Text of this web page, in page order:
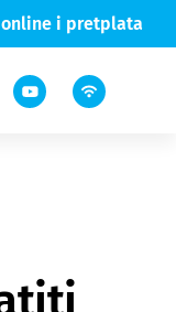
online i pretplata